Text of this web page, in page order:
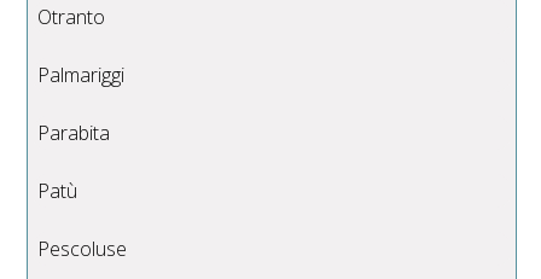
Otranto
Palmariggi
Parabita
Patù
Pescoluse